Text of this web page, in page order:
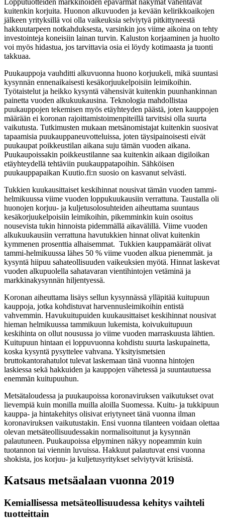
Lopputuotteiden markkinoiden epävarmat näkymät vähentävät
kuitenkin korjuita. Huonon alkuvuoden ja kevään kelirikkoaikojen
jälkeen yrityksillä voi olla vaikeuksia selviytyä pitkittyneestä
hakkuutarpeen notkahduksesta, varsinkin jos viime aikoina on tehty
investointeja koneisiin lainan turvin. Kaluston korjaaminen ja huolto
voi myös hidastua, jos tarvittavia osia ei löydy kotimaasta ja tuonti
takkuaa.
Puukauppoja vauhditti alkuvuonna huono korjuukeli, mikä suuntasi
kysynnän ennenaikaisesti kesäkorjuukelpoisiin leimikoihin.
Työtaistelut ja heikko kysyntä vähensivät kuitenkin puunhankinnan
painetta vuoden alkukuukausina. Teknologia mahdollistaa
puukauppojen tekemisen myös etäyhteyden päästä, joten kauppojen
määrään ei koronan rajoittamistoimenpiteillä tarvitsisi olla suurta
vaikutusta. Tutkimusten mukaan metsänomistajat kuitenkin suosivat
tapaamisia puukauppaneuvotteluissa, joten täysipainoisesti eivät
puukaupat poikkeustilan aikana suju tämän vuoden aikana.
Puukaupoissakin poikkeustilanne saa kuitenkin aikaan digiloikan
etäyhteydellä tehtäviin puukauppatapoihin. Sähköisen
puukauppapaikan Kuutio.fi:n suosio on kasvanut selvästi.
Tukkien kuukausittaiset keskihinnat nousivat tämän vuoden tammi-
helmikuussa viime vuoden loppukuukausiin verrattuna. Taustalla oli
huonojen korjuu- ja kuljetusolosuhteiden aiheuttama suuntaus
kesäkorjuukelpoisiin leimikoihin, pikemminkin kuin osoitus
nousevista tukin hinnoista pidemmällä aikavälillä. Viime vuoden
alkukuukausiin verrattuna havutukkien hinnat olivat kuitenkin
kymmenen prosenttia alhaisemmat. Tukkien kauppamäärät olivat
tammi-helmikuussa lähes 50 % viime vuoden alkua pienemmät. ja
kysyntä hiipuu sahateollisuuden vaikeuksien myötä. Hinnat laskevat
vuoden alkupuolella sahatavaran vientihintojen vetäminä ja
markkinakysynnän hiljentyessä.
Koronan aiheuttama lisäys sellun kysynnässä ylläpitää kuitupuun
kauppoja, jotka kohdistuvat harvennusleimikoihin entistä
vahvemmin. Havukuitupuiden kuukausittaiset keskihinnat nousivat
hieman helmikuussa tammikuun lukemista, koivukuitupuun
keskihinta on ollut nousussa jo viime vuoden marraskuusta lähtien.
Kuitupuun hintaan ei loppuvuonna kohdistu suurta laskupainetta,
koska kysyntä pysyttelee vahvana. Yksityismetsien
bruttokantorahatulot tulevat laskemaan tänä vuonna hintojen
laskiessa sekä hakkuiden ja kauppojen vähetessä ja suuntautuessa
enemmän kuitupuuhun.
Metsätaloudessa ja puukaupoissa koronaviruksen vaikutukset ovat
lievempiä kuin monilla muilla aloilla Suomessa. Kuitu- ja tukkipuun
kauppa- ja hintakehitys olisivat eriytyneet tänä vuonna ilman
koronaviruksen vaikutustakin. Ensi vuonna tilanteen voidaan olettaa
olevan metsäteollisuudessakin normalisoitunut ja kysynnän
palautuneen. Puukaupoissa elpyminen näkyy nopeammin kuin
tuotannon tai viennin luvuissa. Hakkuut palautuvat ensi vuonna
shokista, jos korjuu- ja kuljetusyritykset selviytyvät kriisistä.
Katsaus metsäalaan vuonna 2019
Kemiallisessa metsäteollisuudessa kehitys vaihteli
tuotteittain